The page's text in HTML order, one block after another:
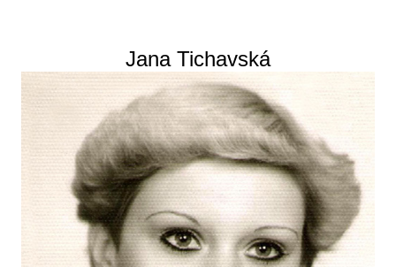
Jana Tichavská